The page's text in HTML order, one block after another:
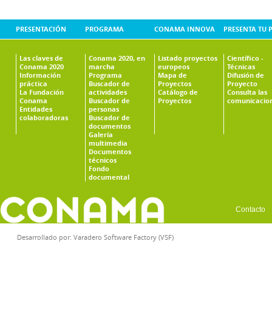
PRESENTACIÓN
Las claves de
Conama 2020
Información
práctica
La Fundación
Conama
Entidades
colaboradoras
PROGRAMA
Conama 2020, en
marcha
Programa
Buscador de
actividades
Buscador de
personas
Buscador de
documentos
Galería
multimedia
Documentos
técnicos
Fondo
documental
CONAMA INNOVA
Listado proyectos
europeos
Mapa de
Proyectos
Catálogo de
Proyectos
PRESENTA TU
Científico -
Técnicas
Difusión de
Proyecto
Consulta las
Contacto
Desarrollado por: Varadero Software Factory (VSF)